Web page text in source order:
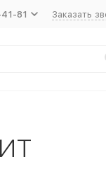
81 Заказать